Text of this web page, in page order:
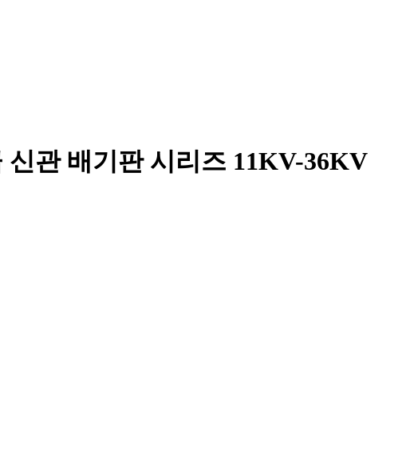
관 배기판 시리즈 11KV-36KV